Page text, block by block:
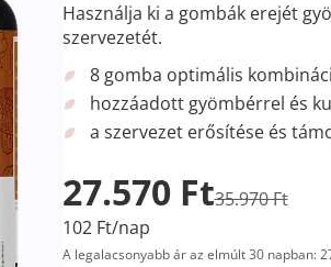
Használja ki a gombák erejét
szervezetét.
8 gomba optimális
hozzáadott gyömbérrel és
a szervezet erősítése és
27.570 Ft35.970 Ft
102 Ft/nap
A legalacsonyabb ár az elmúlt 30 napban: